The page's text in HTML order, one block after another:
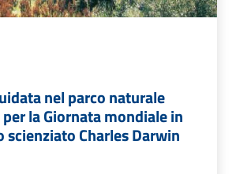
nel parco naturale
la Giornata mondiale in
scienziato Charles Darwin